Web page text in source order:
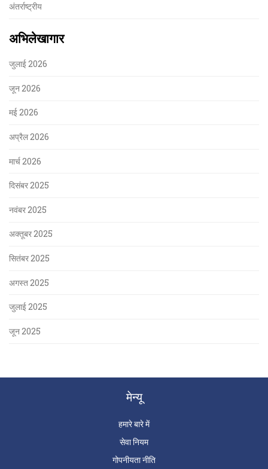
अंतर्राष्ट्रीय
अभिलेखागार
जुलाई 2026
जून 2026
मई 2026
अप्रैल 2026
मार्च 2026
दिसंबर 2025
नवंबर 2025
अक्तूबर 2025
सितंबर 2025
अगस्त 2025
जुलाई 2025
जून 2025
मेन्यू
हमारे बारे में
सेवा नियम
गोपनीयता नीति